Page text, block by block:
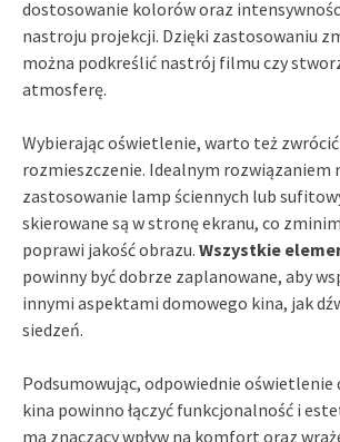
dostosowanie kolorów oraz
nastroju projekcji. Dzięki zastosowaniu
można podkreślić nastrój filmu czy
atmosferę.
Wybierając oświetlenie, warto też
rozmieszczenie. Idealnym rozwiązaniem
zastosowanie lamp ściennych lub
skierowane są w stronę ekranu, co
poprawi jakość obrazu. Wszystkie
powinny być dobrze zaplanowane, aby
innymi aspektami domowego kina, jak
siedzeń.
Podsumowując, odpowiednie oświetlenie
kina powinno łączyć funkcjonalność i
ma znaczący wpływ na komfort oraz